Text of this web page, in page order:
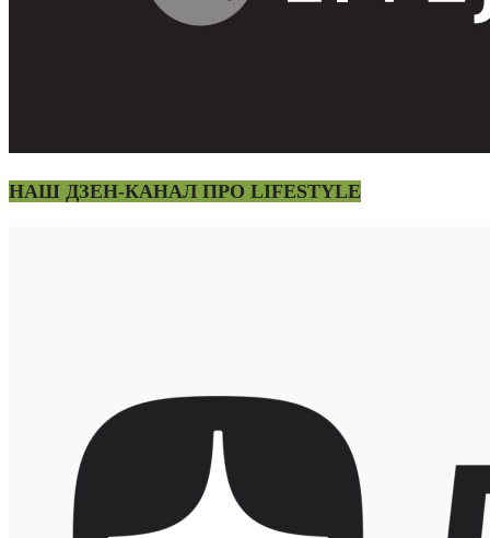
НАШ ДЗЕН-КАНАЛ ПРО LIFESTYLE